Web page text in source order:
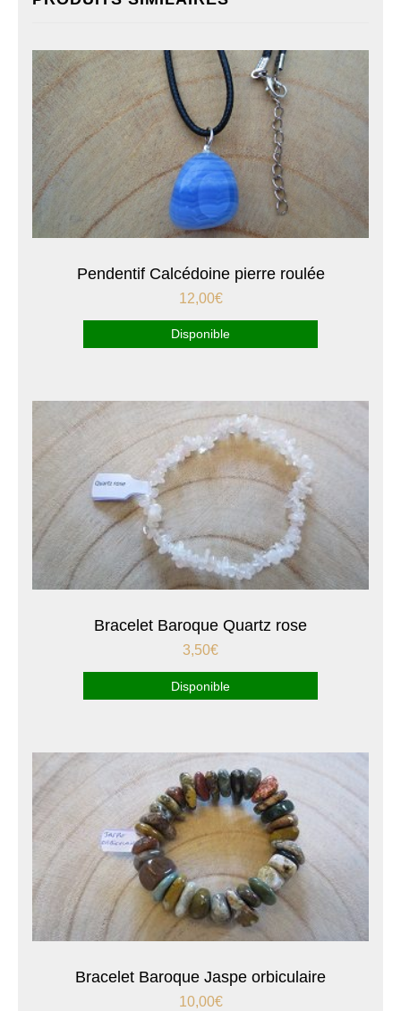
Pendentif Calcédoine pierre roulée
12,00€
Disponible
Bracelet Baroque Quartz rose
3,50€
Disponible
Bracelet Baroque Jaspe orbiculaire
10,00€